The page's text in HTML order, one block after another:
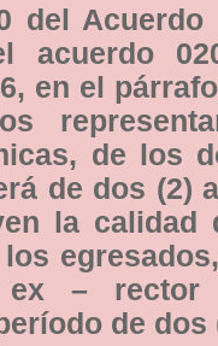
del Acuerdo
acuerdo
en el
de los
de dos (2)
la calidad
– rector
de dos